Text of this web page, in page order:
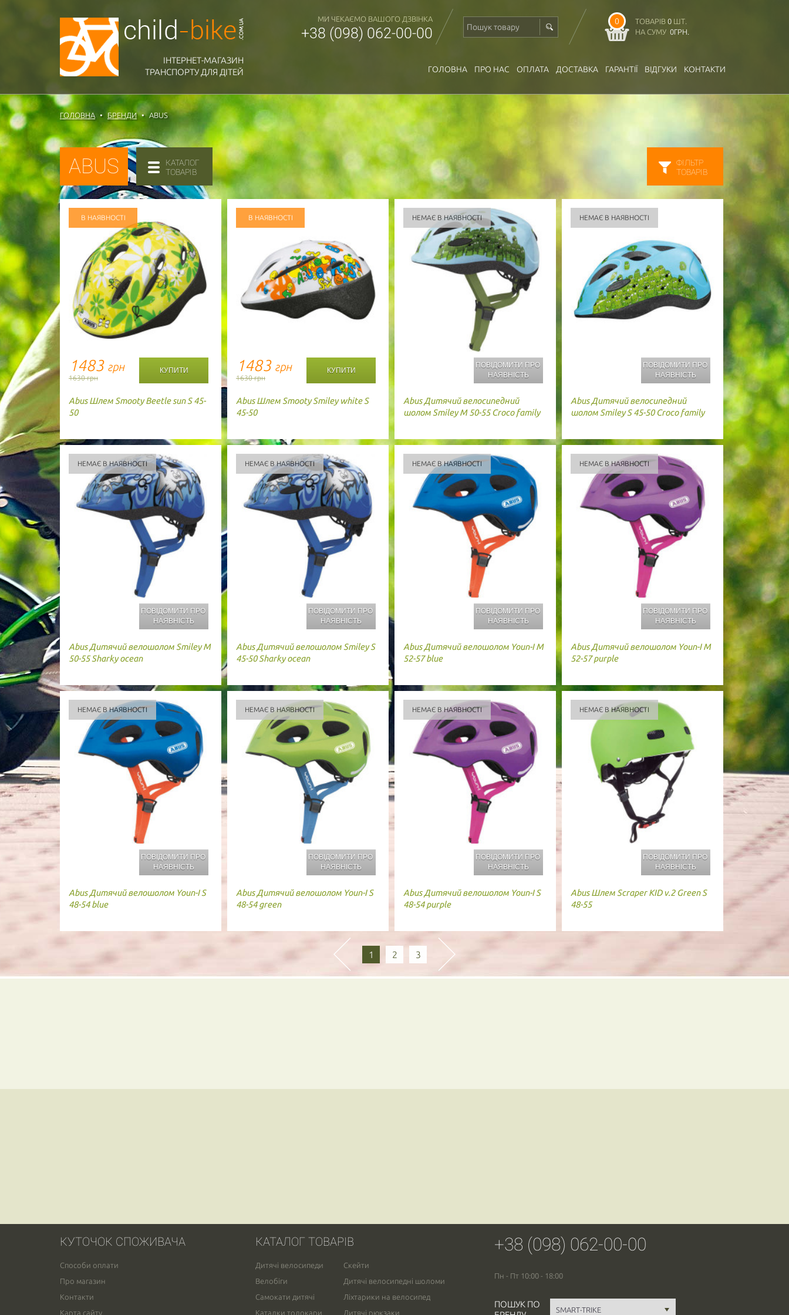
ІНТЕРНЕТ-МАГАЗИН
ТРАНСПОРТУ ДЛЯ ДІТЕЙ
МИ ЧЕКАЄМО ВАШОГО ДЗВІНКА
+38 (098) 062-00-00
0 ТОВАРІВ 0 ШТ.
НА СУМУ 0ГРН.
ГОЛОВНА ПРО НАС ОПЛАТА ДОСТАВКА ГАРАНТІЇ ВІДГУКИ КОНТАКТИ
ГОЛОВНА БРЕНДИ ABUS
ABUS
КАТАЛОГ
ТОВАРІВ
ФІЛЬТР
ТОВАРІВ
В НАЯВНОСТІ
1483 грн
1630 грн
Abus Шлем Smooty Beetle sun S 45-
50
В НАЯВНОСТІ
1483 грн
1630 грн
Abus Шлем Smooty Smiley white S
45-50
НЕМАЄ В НАЯВНОСТІ
ПОВІДОМИТИ ПРО
НАЯВНІСТЬ
Abus Дитячий велосипедний
шолом Smiley M 50-55 Croco family
НЕМАЄ В НАЯВНОСТІ
ПОВІДОМИТИ ПРО
НАЯВНІСТЬ
Abus Дитячий велосипедний
шолом Smiley S 45-50 Croco family
НЕМАЄ В НАЯВНОСТІ
ПОВІДОМИТИ ПРО
НАЯВНІСТЬ
Abus Дитячий велошолом Smiley M
50-55 Sharky ocean
НЕМАЄ В НАЯВНОСТІ
ПОВІДОМИТИ ПРО
НАЯВНІСТЬ
Abus Дитячий велошолом Smiley S
45-50 Sharky ocean
НЕМАЄ В НАЯВНОСТІ
ПОВІДОМИТИ ПРО
НАЯВНІСТЬ
Abus Дитячий велошолом Youn-I M
52-57 blue
НЕМАЄ В НАЯВНОСТІ
ПОВІДОМИТИ ПРО
НАЯВНІСТЬ
Abus Дитячий велошолом Youn-I M
52-57 purple
НЕМАЄ В НАЯВНОСТІ
ПОВІДОМИТИ ПРО
НАЯВНІСТЬ
Abus Дитячий велошолом Youn-I S
48-54 blue
НЕМАЄ В НАЯВНОСТІ
ПОВІДОМИТИ ПРО
НАЯВНІСТЬ
Abus Дитячий велошолом Youn-I S
48-54 green
НЕМАЄ В НАЯВНОСТІ
ПОВІДОМИТИ ПРО
НАЯВНІСТЬ
Abus Дитячий велошолом Youn-I S
48-54 purple
НЕМАЄ В НАЯВНОСТІ
ПОВІДОМИТИ ПРО
НАЯВНІСТЬ
Abus Шлем Scraper KID v.2 Green S
48-55
1 2 3
КУТОЧОК СПОЖИВАЧА
Способи оплати
Про магазин
Контакти
Карта сайту
КАТАЛОГ ТОВАРІВ
Дитячі велосипеди
Велобіги
Самокати дитячі
Каталки толокари
Скейти
Дитячі велосипедні шоломи
Ліхтарики на велосипед
Дитячі рюкзаки
+38 (098) 062-00-00
Пн - Пт 10:00 - 18:00
ПОШУК ПО